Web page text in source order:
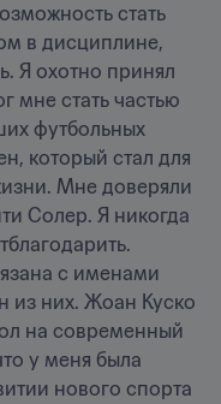
стать
в дисциплине,
Я охотно принял
мне стать частью
футбольных
который стал для
Мне доверяли
Солер. Я никогда
с именами
из них. Жоан Куско
на современный
у меня была
нового спорта